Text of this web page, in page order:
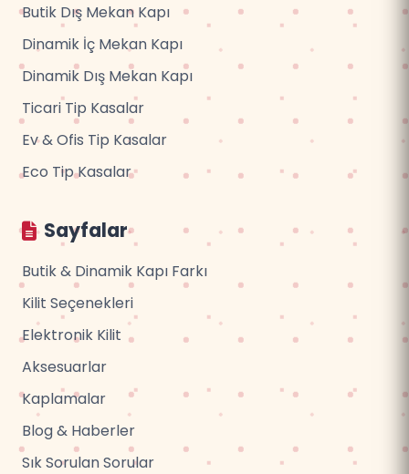
Butik Dış Mekan Kapı
Dinamik İç Mekan Kapı
Dinamik Dış Mekan Kapı
Ticari Tip Kasalar
Ev & Ofis Tip Kasalar
Eco Tip Kasalar
Sayfalar
Butik & Dinamik Kapı Farkı
Kilit Seçenekleri
Elektronik Kilit
Aksesuarlar
Kaplamalar
Blog & Haberler
Sık Sorulan Sorular